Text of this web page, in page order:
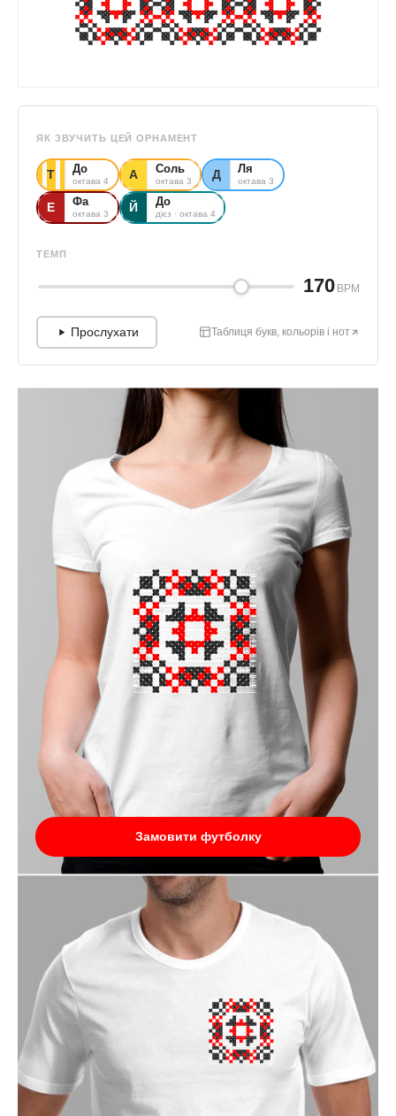
Замовити футболку
ЯК ЗВУЧИТЬ ЦЕЙ ОРНАМЕНТ
Т До
октава 4 А Соль
октава 3 Д Ля
октава 3
Е Фа
октава 3 Й До
дієз · октава 4
ТЕМП
170 BPM
Прослухати Таблиця букв, кольорів і нот